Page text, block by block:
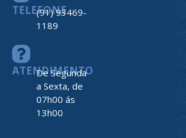
TELEFONE
(91) 93469-
1189
ATENDIMENTO
De Segunda
a Sexta, de
07h00 ás
13h00